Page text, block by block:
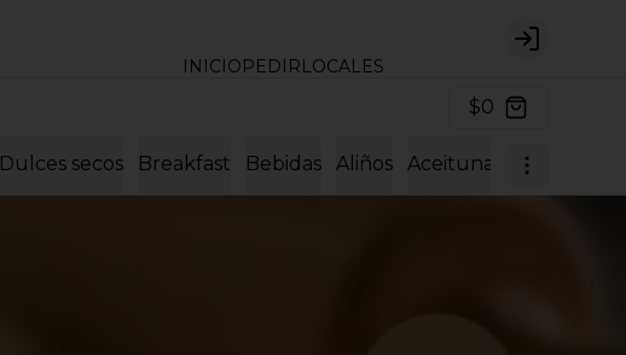
INICIOPEDIRLOCALES
Login
$0
Dulces secos Breakfast Bebidas Aliños Aceitunas y